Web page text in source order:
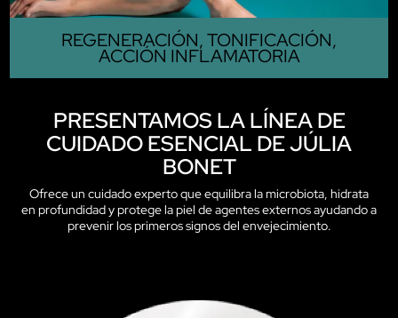
REGENERACIÓN, TONIFICACIÓN,
ACCIÓN INFLAMATORIA
PRESENTAMOS LA LÍNEA DE
CUIDADO ESENCIAL DE JÚLIA
BONET
Ofrece un cuidado experto que equilibra la microbiota, hidrata
en profundidad y protege la piel de agentes externos ayudando a
prevenir los primeros signos del envejecimiento.